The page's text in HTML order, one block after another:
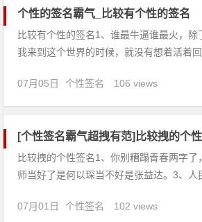
个性的签名霸气_比较有个性的签名
比较有个性的签名1、谁最牛逼谁最火，除
我来到这个世界的时候，就没有想着活着
天调戏。5、我是个不成功的坏人。6、要
圾，不然我早把你扔出去。7、你如果一直
07月05日 个性签名 106 views
[个性签名霸气超拽有范]比较拽的个
比较拽的个性签名1、你别糟蹋青春两字
师当好了是何以琛当不好是张益达。3、人
5、生活路上很多狗摸摸它们继续走6、别
07月01日 个性签名 102 views